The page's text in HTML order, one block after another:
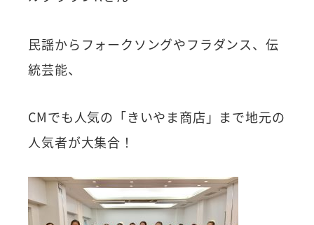
民謡からフォークソングやフラダンス、伝
統芸能、
CMでも人気の「きいやま商店」まで地元の
人気者が大集合！